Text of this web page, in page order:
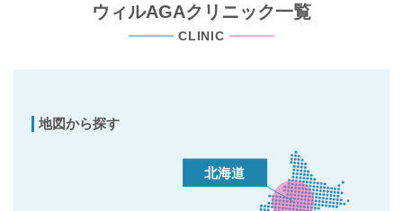
ウィルAGAクリニック一覧
CLINIC
地図から探す